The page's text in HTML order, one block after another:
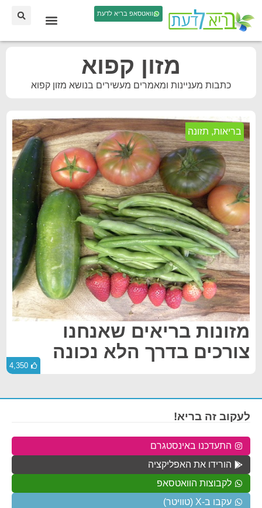
וואטסאפ בריא לדעת
מזון קפוא
כתבות מעניינות ומאמרים מעשירים בנושא מזון קפוא
בריאות, תזונה
מזונות בריאים שאנחנו
צורכים בדרך הלא נכונה
4,350
לעקוב זה בריא!
התעדכנו באינסטגרם
הורידו את האפליקציה
לקבוצות הוואטסאפ
עקבו ב-X (טוויטר)